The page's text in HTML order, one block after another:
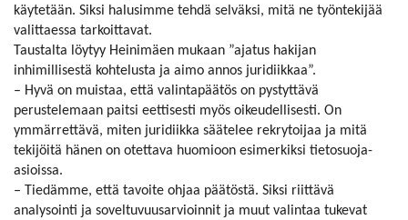
käytetään. Siksi halusimme tehdä selväksi, mitä ne työntekijää
valittaessa tarkoittavat.
Taustalta löytyy Heinimäen mukaan ”ajatus hakijan
inhimillisestä kohtelusta ja aimo annos juridiikkaa”.
– Hyvä on muistaa, että valintapäätös on pystyttävä
perustelemaan paitsi eettisesti myös oikeudellisesti. On
ymmärrettävä, miten juridiikka säätelee rekrytoijaa ja mitä
tekijöitä hänen on otettava huomioon esimerkiksi tietosuoja-
asioissa.
– Tiedämme, että tavoite ohjaa päätöstä. Siksi riittävä
analysointi ja soveltuvuusarvioinnit ja muut valintaa tukevat